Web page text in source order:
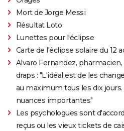
Mort de Jorge Messi
Résultat Loto
Lunettes pour l'éclipse
Carte de l'éclipse solaire du 12
Alvaro Fernandez,
draps : "L'idéal est de les
au maximum tous les dix jours.
nuances importantes"
Les psychologues sont
reçus ou les vieux tickets de